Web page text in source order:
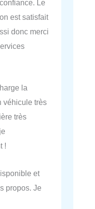
Le
est satisfait
donc merci
la
véhicule très
très
!
et
propos. Je